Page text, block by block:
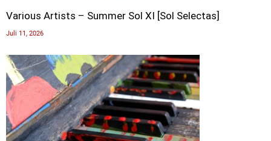
Various Artists – Summer Sol XI [Sol Selectas]
Juli 11, 2026